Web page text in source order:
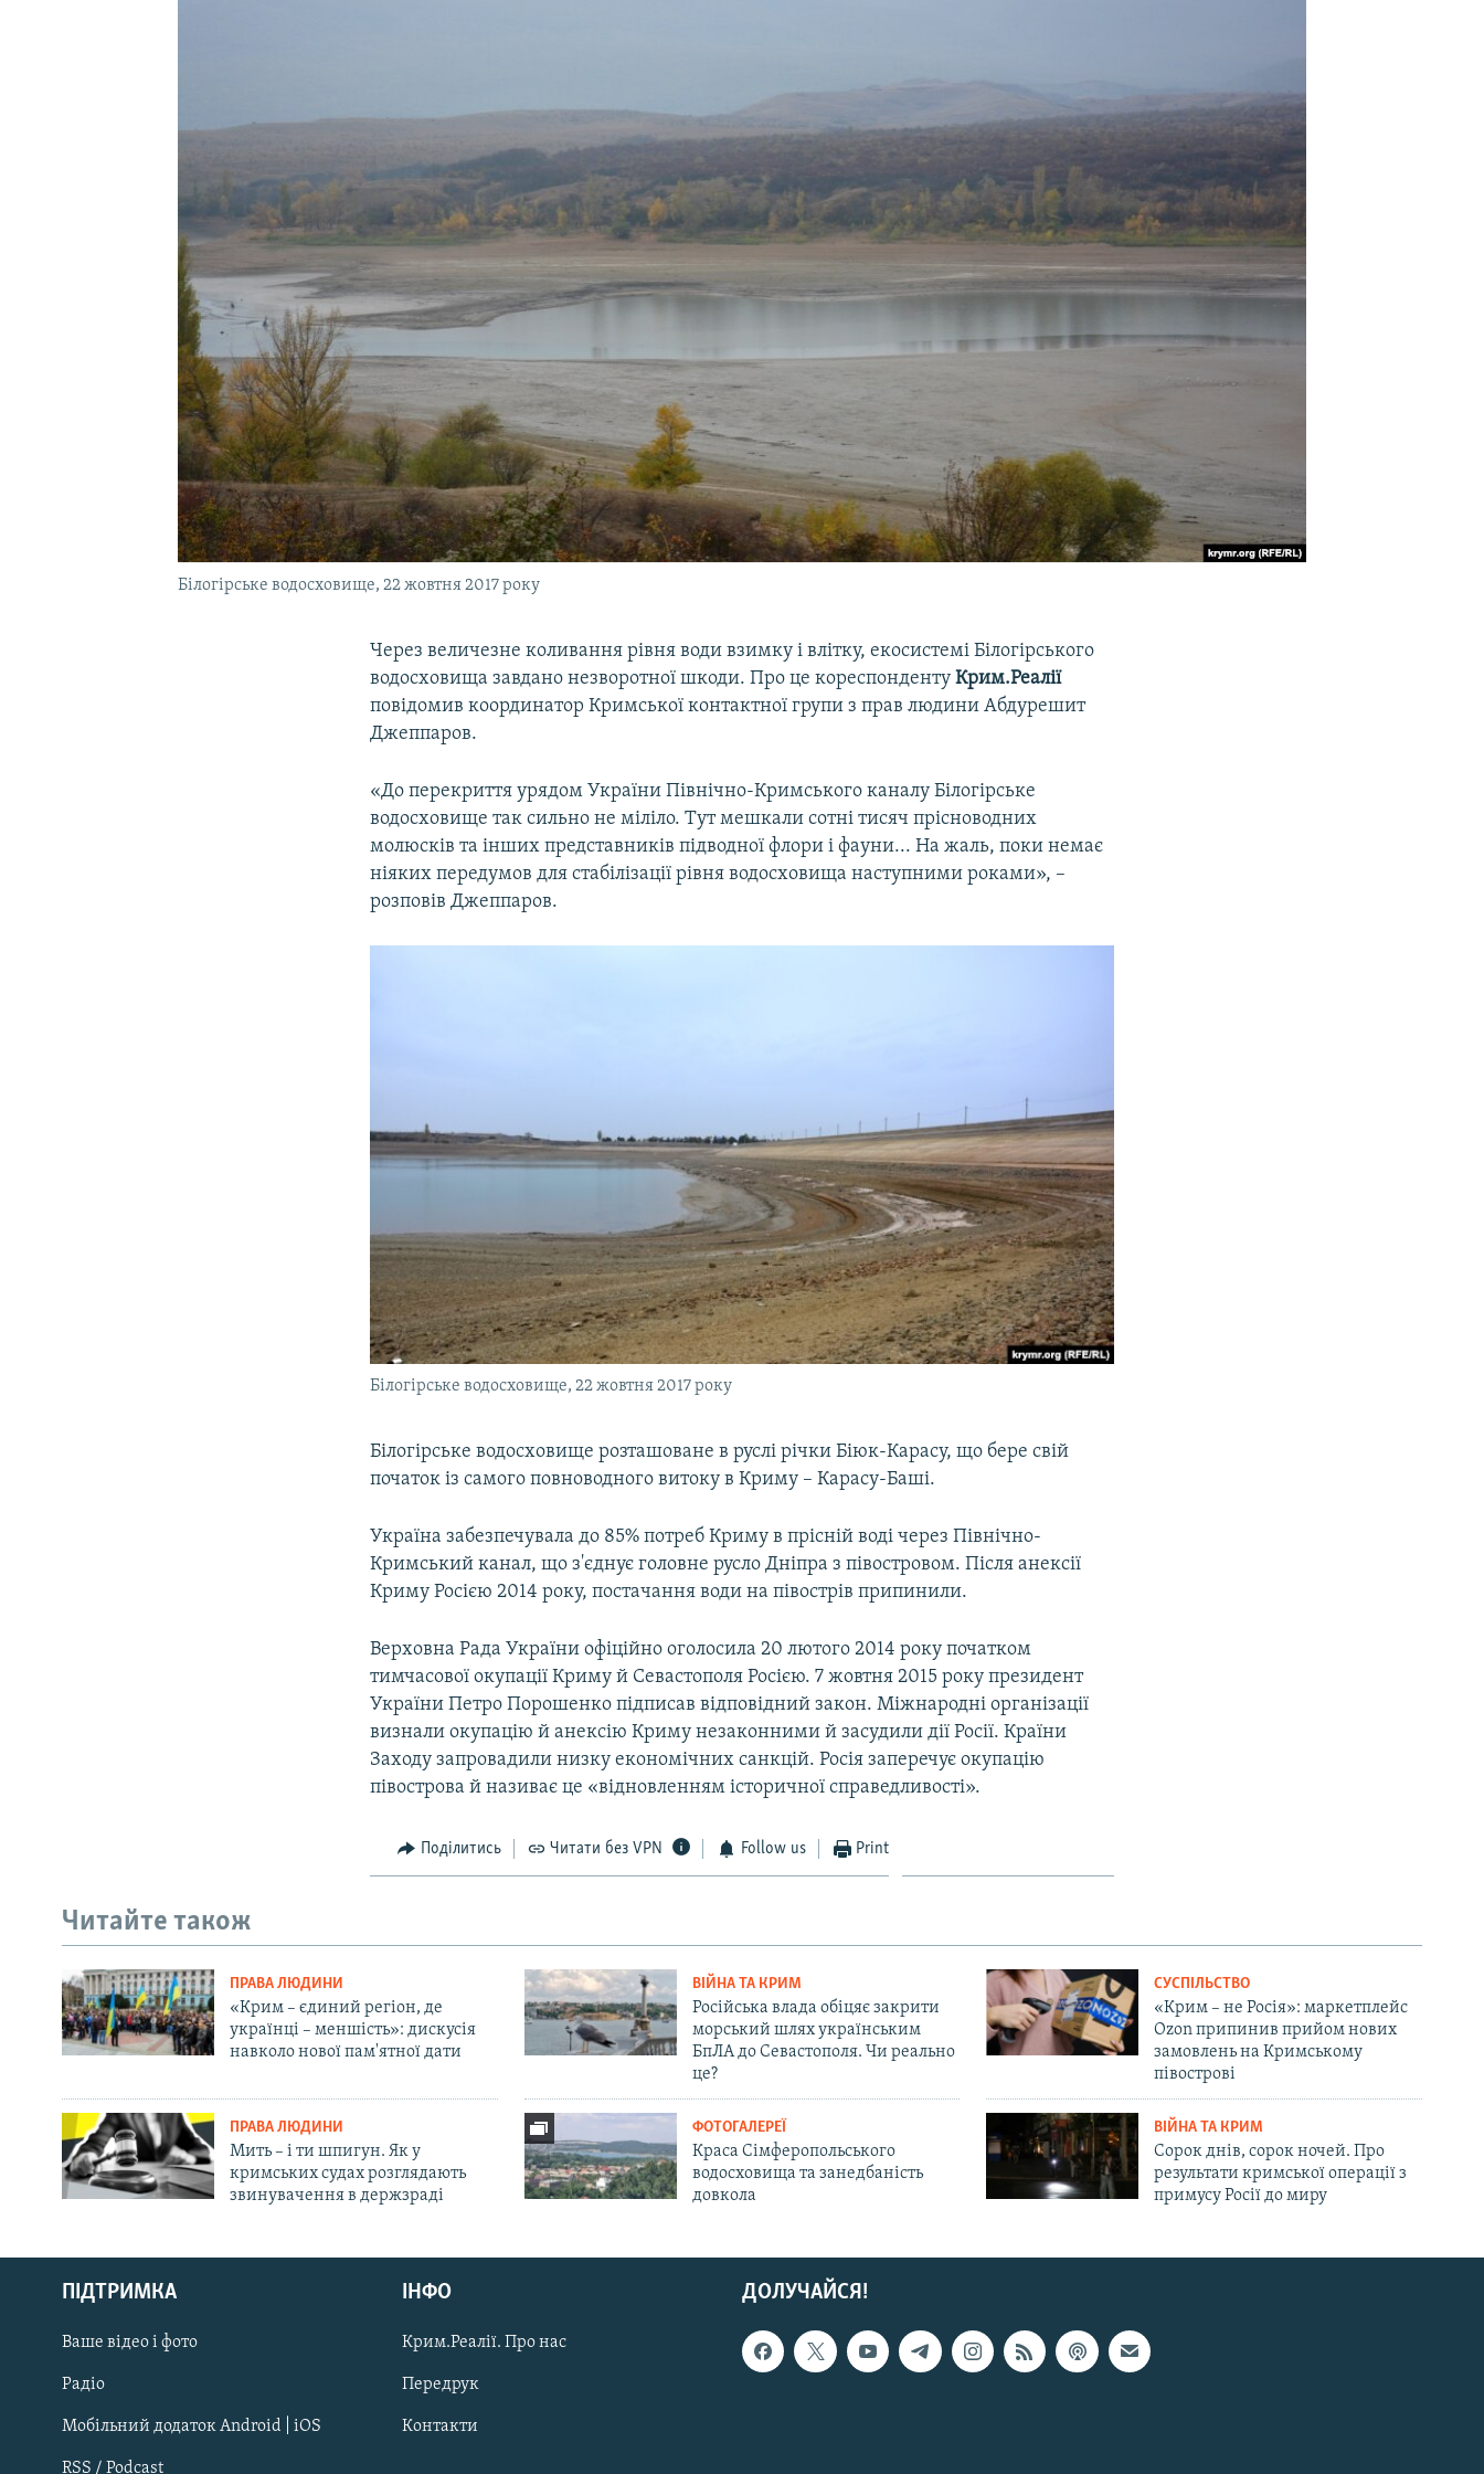
Русский
Qırımtatar
ДОЛУЧАЙСЯ!
Білогірське водосховище, 22 жовтня 2017 року
Через величезне коливання рівня води взимку і влітку, екосистемі Білогірського
водосховища завдано незворотної шкоди. Про це кореспондентуКрим.Реалії
повідомив координатор Кримської контактної групи з прав людини Абдурешит
Джеппаров.
«До перекриття урядом України Північно-Кримського каналу Білогірське
водосховище так сильно не міліло. Тут мешкали сотні тисяч прісноводних
молюсків та інших представників підводної флори і фауни... На жаль, поки немає
ніяких передумов для стабілізації рівня водосховища наступними роками», –
розповів Джеппаров.
Білогірське водосховище, 22 жовтня 2017 року
Білогірське водосховище розташоване в руслі річки Біюк-Карасу, що бере свій
початок із самого повноводного витоку в Криму – Карасу-Баші.
Україна забезпечувала до 85% потреб Криму в прісній воді через Північно-
Кримський канал, що з'єднує головне русло Дніпра з півостровом. Після анексії
Криму Росією 2014 року, постачання води на півострів припинили.
Верховна Рада України офіційно оголосила 20 лютого 2014 року початком
тимчасової окупації Криму й Севастополя Росією. 7 жовтня 2015 року президент
України Петро Порошенко підписав відповідний закон. Міжнародні організації
визнали окупацію й анексію Криму незаконними й засудили дії Росії. Країни
Заходу запровадили низку економічних санкцій. Росія заперечує окупацію
півострова й називає це «відновленням історичної справедливості».
Поділитись Читати без VPN Follow us Print
Читайте також
ПРАВА ЛЮДИНИ
«Крим – єдиний регіон, де
українці – меншість»: дискусія
навколо нової пам'ятної дати
ВІЙНА ТА КРИМ
Російська влада обіцяє закрити
морський шлях українським
БпЛА до Севастополя. Чи реально
це?
СУСПІЛЬСТВО
«Крим – не Росія»: маркетплейс
Ozon припинив прийом нових
замовлень на Кримському
півострові
ПРАВА ЛЮДИНИ
Мить – і ти шпигун. Як у
кримських судах розглядають
звинувачення в держзраді
ФОТОГАЛЕРЕЇ
Краса Сімферопольського
водосховища та занедбаність
довкола
ВІЙНА ТА КРИМ
Сорок днів, сорок ночей. Про
результати кримської операції з
примусу Росії до миру
ДОЛУЧАЙСЯ!
ПІДТРИМКА
Ваше відео і фото
Радіо
Мобільний додаток Android | iOS
RSS / Podcast
ІНФО
Крим.Реалії. Про нас
Передрук
Контакти